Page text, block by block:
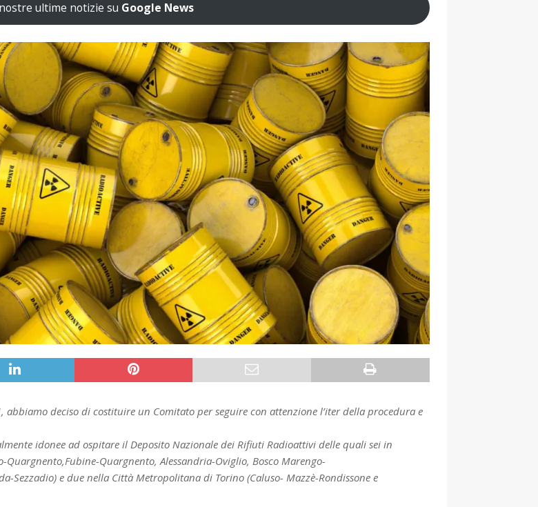
ultime notizie su Google News
deciso di costituire un Comitato per seguire con attenzione l’iter della procedura e
idonee ad ospitare il Deposito Nazionale dei Rifiuti Radioattivi delle quali sei in
Quargnento, Alessandria-Oviglio, Bosco Marengo-
Sezzadio) e due nella Città Metropolitana di Torino (Caluso- Mazzè-Rondissone e